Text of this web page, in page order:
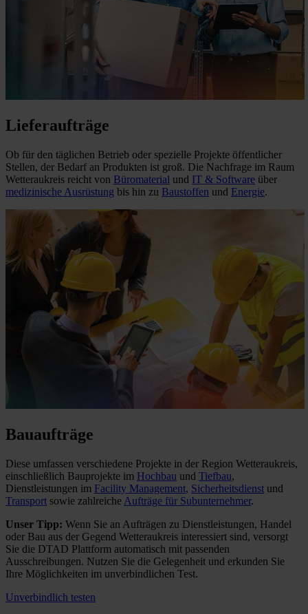
Lieferaufträge
Ob für den täglichen Betrieb oder spezielle Projekte öffentlicher
Stellen, der Bedarf an Produkten ist groß. Die Nachfrage im Raum
Wetteraukreis reicht von Büromaterial und IT & Software über
medizinische Ausrüstung bis hin zu Baustoffen und Energie.
Bauaufträge
Diese umfassen verschiedene Projekte in der Region Wetteraukreis,
einschließlich Bauprojekte im Hochbau und Tiefbau,
Dienstleistungen im Facility Management, Sicherheitsdienst und
Transport sowie zahlreiche Aufträge für Subunternehmer.
Unser Tipp: Wenn Sie an Aufträgen zu Dienstleistungen, Handel
oder Bau aus der Gegend Wetteraukreis interessiert sind, versorgt
Sie die DTAD Plattform automatisch mit passenden
Ausschreibungen. Nutzen Sie die Gelegenheit und erkunden Sie
Ihre Möglichkeiten im unverbindlichen Test.
Unverbindlich testen